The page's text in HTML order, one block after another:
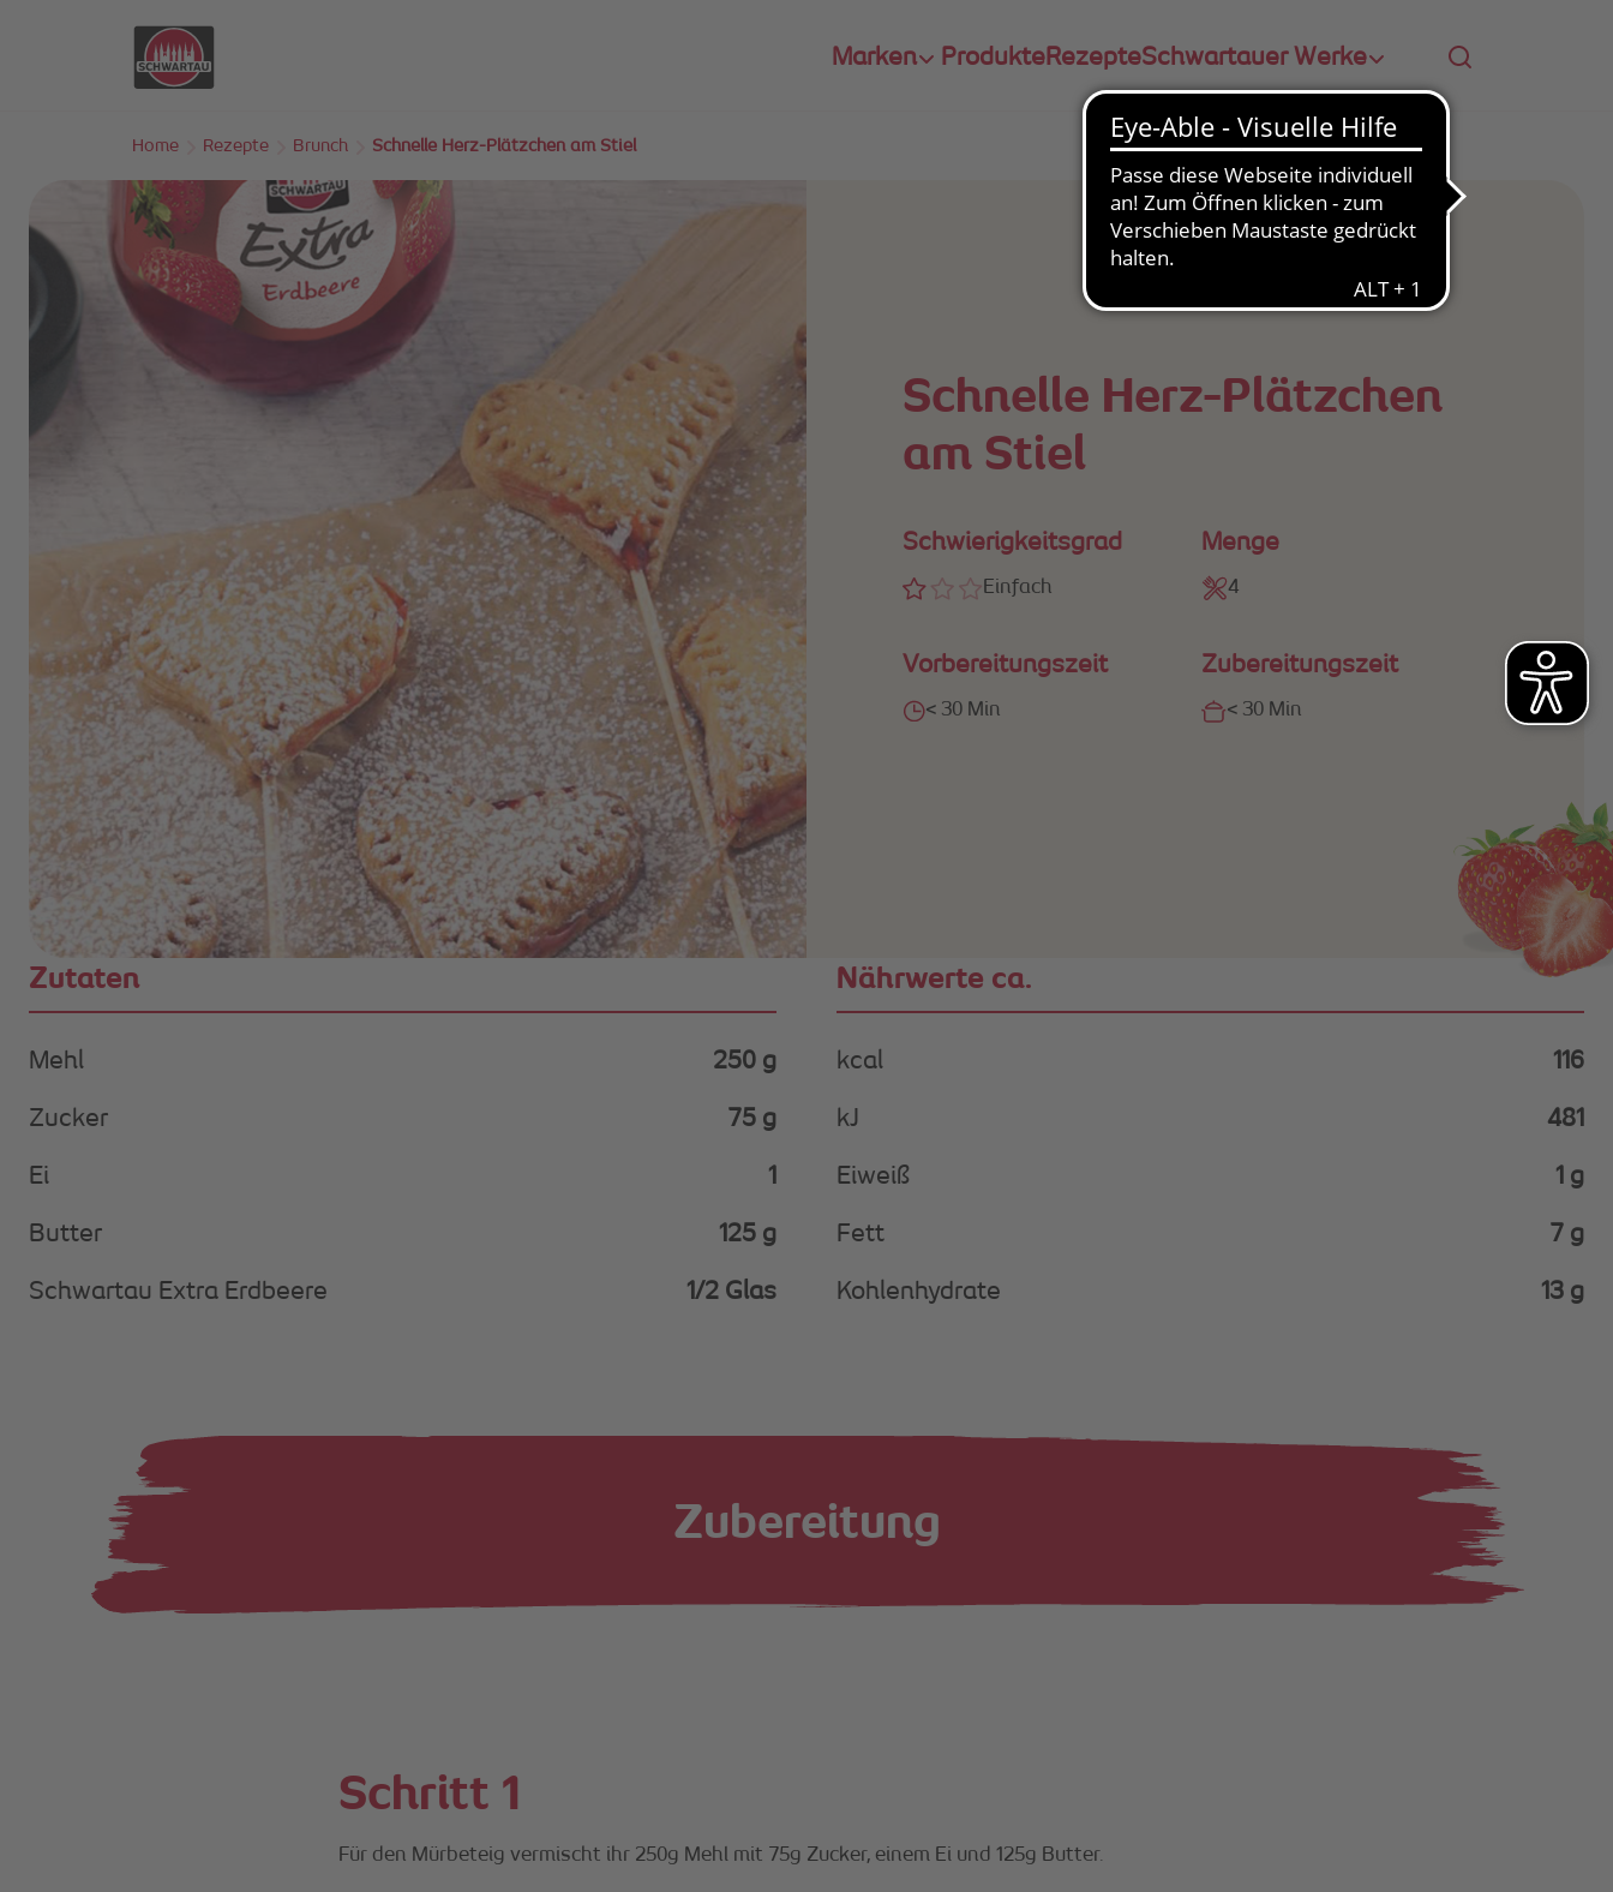
Skip to main content
Marken ProdukteRezepteSchwartauer Werke
Home Rezepte Brunch Schnelle Herz-Plätzchen am Stiel
Schnelle Herz-Plätzchen
am Stiel
Schwierigkeitsgrad
Einfach
Menge
4
Vorbereitungszeit
< 30 Min
Zubereitungszeit
< 30 Min
Zutaten
Mehl 250 g
Zucker 75 g
Ei 1
Butter 125 g
Schwartau Extra Erdbeere 1/2 Glas
Nährwerte ca.
kcal 116
kJ 481
Eiweiß 1 g
Fett 7 g
Kohlenhydrate 13 g
Zubereitung
Schritt 1
Für den Mürbeteig vermischt ihr 250g Mehl mit 75g Zucker, einem Ei und 125g Butter.